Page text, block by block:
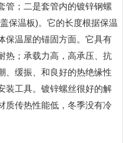
管；二是套管内的镀锌钢螺
保温板)。它的长度根据保温
保温屋的锚固方面。它具有
热；承载力高，高承压、抗
、缓振、和良好的热绝缘性
装工具。镀锌螺丝很好的解
质传热性能低，冬季没有冷